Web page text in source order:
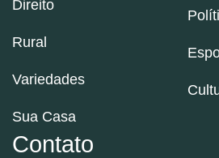
Direito
Rural
Variedades
Sua Casa
Contato